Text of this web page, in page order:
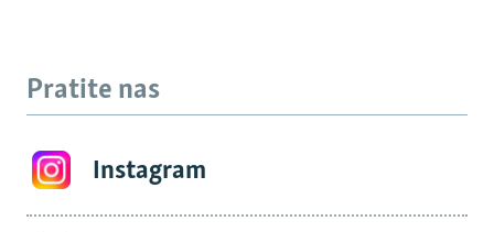
Pratite nas
Instagram